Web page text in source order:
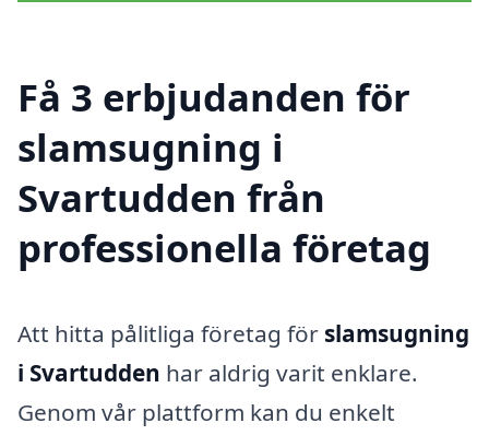
Få 3 erbjudanden för
slamsugning i
Svartudden från
professionella företag
Att hitta pålitliga företag för slamsugning
i Svartudden har aldrig varit enklare.
Genom vår plattform kan du enkelt